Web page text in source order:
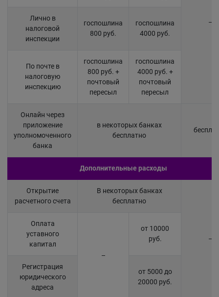
–
Лично в
налоговой
инспекции
госпошлина
800 руб.
госпошлина
4000 руб.
По почте в
налоговую
инспекцию
госпошлина
800 руб. +
почтовый
пересыл
госпошлина
4000 руб. +
почтовый
пересыл
Онлайн через
приложение
уполномоченного
банка
в некоторых банках
бесплатно
Дополнительные расходы
Открытие
расчетного счета
В некоторых банках
бесплатно
–
Оплата
уставного
капитал
–
от 10000
руб.
Регистрация
юридического
адреса
от 5000 до
20000 руб.